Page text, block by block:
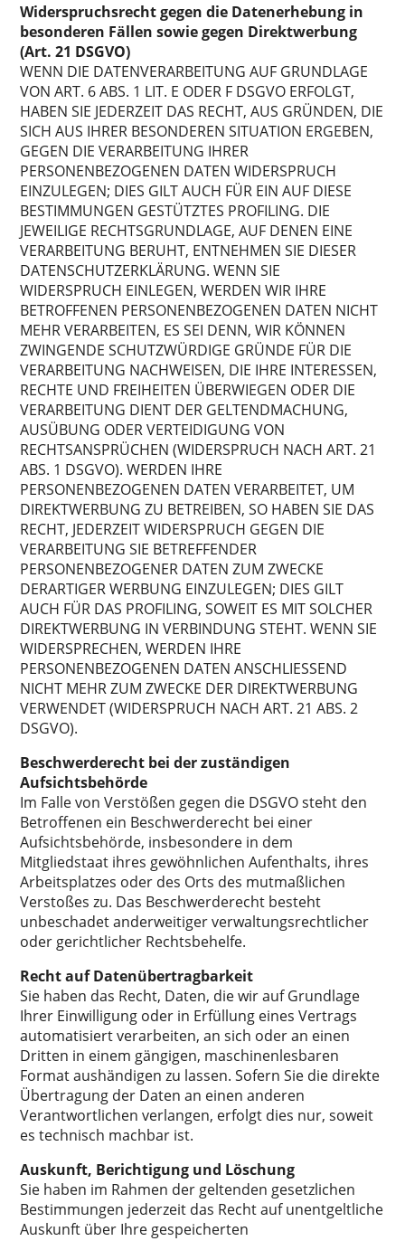
Widerspruchsrecht gegen die Datenerhebung in
besonderen Fällen sowie gegen Direktwerbung
(Art. 21 DSGVO)
WENN DIE DATENVERARBEITUNG AUF GRUNDLAGE
VON ART. 6 ABS. 1 LIT. E ODER F DSGVO ERFOLGT,
HABEN SIE JEDERZEIT DAS RECHT, AUS GRÜNDEN, DIE
SICH AUS IHRER BESONDEREN SITUATION ERGEBEN,
GEGEN DIE VERARBEITUNG IHRER
PERSONENBEZOGENEN DATEN WIDERSPRUCH
EINZULEGEN; DIES GILT AUCH FÜR EIN AUF DIESE
BESTIMMUNGEN GESTÜTZTES PROFILING. DIE
JEWEILIGE RECHTSGRUNDLAGE, AUF DENEN EINE
VERARBEITUNG BERUHT, ENTNEHMEN SIE DIESER
DATENSCHUTZERKLÄRUNG. WENN SIE
WIDERSPRUCH EINLEGEN, WERDEN WIR IHRE
BETROFFENEN PERSONENBEZOGENEN DATEN NICHT
MEHR VERARBEITEN, ES SEI DENN, WIR KÖNNEN
ZWINGENDE SCHUTZWÜRDIGE GRÜNDE FÜR DIE
VERARBEITUNG NACHWEISEN, DIE IHRE INTERESSEN,
RECHTE UND FREIHEITEN ÜBERWIEGEN ODER DIE
VERARBEITUNG DIENT DER GELTENDMACHUNG,
AUSÜBUNG ODER VERTEIDIGUNG VON
RECHTSANSPRÜCHEN (WIDERSPRUCH NACH ART. 21
ABS. 1 DSGVO). WERDEN IHRE
PERSONENBEZOGENEN DATEN VERARBEITET, UM
DIREKTWERBUNG ZU BETREIBEN, SO HABEN SIE DAS
RECHT, JEDERZEIT WIDERSPRUCH GEGEN DIE
VERARBEITUNG SIE BETREFFENDER
PERSONENBEZOGENER DATEN ZUM ZWECKE
DERARTIGER WERBUNG EINZULEGEN; DIES GILT
AUCH FÜR DAS PROFILING, SOWEIT ES MIT SOLCHER
DIREKTWERBUNG IN VERBINDUNG STEHT. WENN SIE
WIDERSPRECHEN, WERDEN IHRE
PERSONENBEZOGENEN DATEN ANSCHLIESSEND
NICHT MEHR ZUM ZWECKE DER DIREKTWERBUNG
VERWENDET (WIDERSPRUCH NACH ART. 21 ABS. 2
DSGVO).
Beschwerderecht bei der zuständigen
Aufsichtsbehörde
Im Falle von Verstößen gegen die DSGVO steht den
Betroffenen ein Beschwerderecht bei einer
Aufsichtsbehörde, insbesondere in dem
Mitgliedstaat ihres gewöhnlichen Aufenthalts, ihres
Arbeitsplatzes oder des Orts des mutmaßlichen
Verstoßes zu. Das Beschwerderecht besteht
unbeschadet anderweitiger verwaltungsrechtlicher
oder gerichtlicher Rechtsbehelfe.
Recht auf Datenübertragbarkeit
Sie haben das Recht, Daten, die wir auf Grundlage
Ihrer Einwilligung oder in Erfüllung eines Vertrags
automatisiert verarbeiten, an sich oder an einen
Dritten in einem gängigen, maschinenlesbaren
Format aushändigen zu lassen. Sofern Sie die direkte
Übertragung der Daten an einen anderen
Verantwortlichen verlangen, erfolgt dies nur, soweit
es technisch machbar ist.
Auskunft, Berichtigung und Löschung
Sie haben im Rahmen der geltenden gesetzlichen
Bestimmungen jederzeit das Recht auf unentgeltliche
Auskunft über Ihre gespeicherten